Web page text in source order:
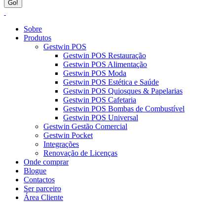
Sobre
Produtos
Gestwin POS
Gestwin POS Restauração
Gestwin POS Alimentação
Gestwin POS Moda
Gestwin POS Estética e Saúde
Gestwin POS Quiosques & Papelarias
Gestwin POS Cafetaria
Gestwin POS Bombas de Combustível
Gestwin POS Universal
Gestwin Gestão Comercial
Gestwin Pocket
Integrações
Renovação de Licenças
Onde comprar
Blogue
Contactos
Ser parceiro
Área Cliente